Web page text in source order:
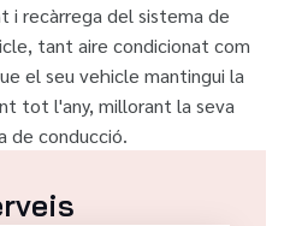
i recàrrega del sistema de
tant aire condicionat com
el seu vehicle mantingui la
tot l'any, millorant la seva
de conducció.